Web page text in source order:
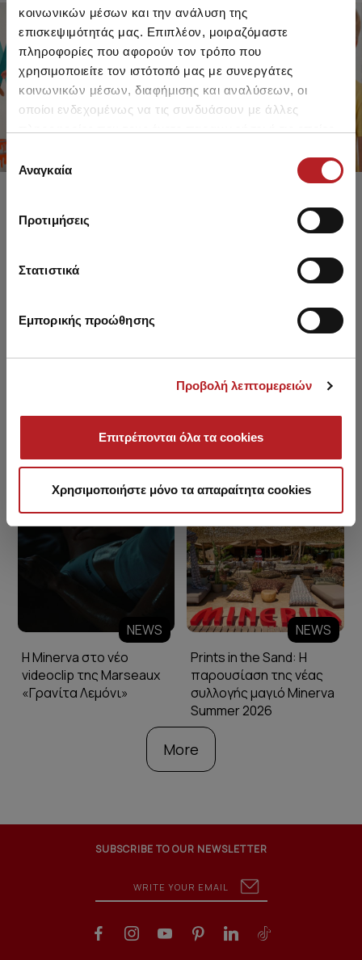
κοινωνικών μέσων και την ανάλυση της
επισκεψιμότητάς μας. Επιπλέον, μοιραζόμαστε
πληροφορίες που αφορούν τον τρόπο που
χρησιμοποιείτε τον ιστότοπό μας με συνεργάτες
κοινωνικών μέσων, διαφήμισης και αναλύσεων, οι
οποίοι ενδεχομένως να τις συνδυάσουν με άλλες
των υπηρεσιών τους.
Επιλογή
συγκατάθεσης
Αναγκαία
Προτιμήσεις
Στατιστικά
Εμπορικής προώθησης
Προβολή λεπτομερειών
Επιτρέπονται όλα τα cookies
Χρησιμοποιήστε μόνο τα απαραίτητα cookies
FOR GIRLS
UP TO -30%
SHOP SALE
FOR BOYS
UP TO -30%
SHOP SALE
Minerva Blog
NEWS
Η Minerva στο νέο
videoclip της Marseaux
«Γρανίτα Λεμόνι»
NEWS
Prints in the Sand: Η
παρουσίαση της νέας
συλλογής μαγιό Minerva
Summer 2026
More
SUBSCRIBE TO OUR NEWSLETTER